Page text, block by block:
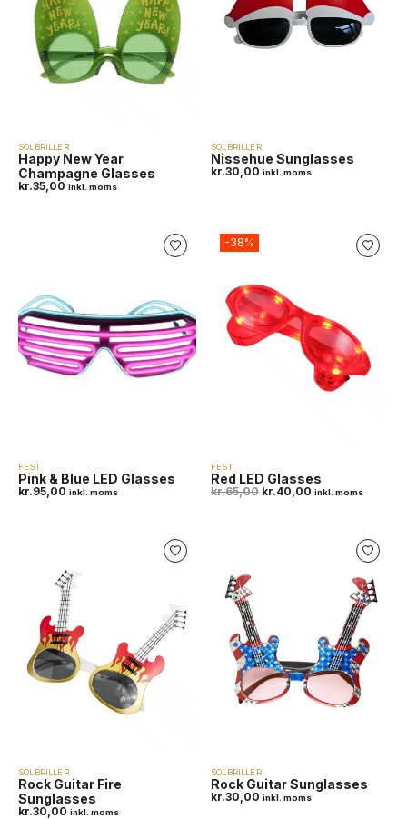
SOLBRILLER
Happy New Year
Champagne Glasses
kr.35,00 inkl. moms
SOLBRILLER
Nissehue Sunglasses
kr.30,00 inkl. moms
FEST
Pink & Blue LED Glasses
kr.95,00 inkl. moms
-38%
FEST
Red LED Glasses
kr.65,00 kr.40,00 inkl. moms
SOLBRILLER
Rock Guitar Fire
Sunglasses
kr.30,00 inkl. moms
SOLBRILLER
Rock Guitar Sunglasses
kr.30,00 inkl. moms